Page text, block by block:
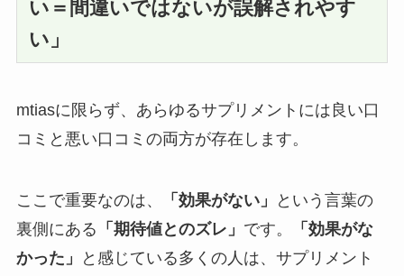
い＝間違いではないが誤解されやす
い」
mtiasに限らず、あらゆるサプリメントには良い口
コミと悪い口コミの両方が存在します。
ここで重要なのは、 「効果がない」
という言葉の
裏側にある 「期待値とのズレ」 です。
「効果がな
かった」
と感じている多くの人は、サプリメント